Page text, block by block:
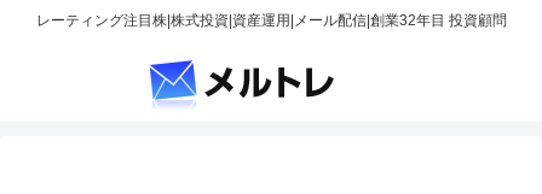
レーティング注目株|株式投資|資産運用|メール配信|創業32年目 投資顧問